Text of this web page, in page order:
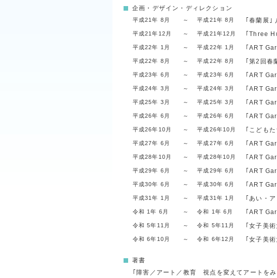
企画・デザイン・ディレクション
平成21年 8月 ～平成21年 8月 ｢春蘭展｣
平成21年12月 ～平成21年12月 ｢Three
平成22年 1月 ～平成22年 1月 ｢ART
平成22年 8月 ～平成22年 8月 ｢第2回春
平成23年 6月 ～平成23年 6月 ｢ART
平成24年 3月 ～平成24年 3月 ｢ART
平成25年 3月 ～平成25年 3月 ｢ART
平成26年 6月 ～平成26年 6月 ｢ART
平成26年10月 ～平成26年10月 ｢こどもた
平成27年 6月 ～平成27年 6月 ｢ART
平成28年10月 ～平成28年10月 ｢ART
平成29年 6月 ～平成29年 6月 ｢ART
平成30年 6月 ～平成30年 6月 ｢ART
平成31年 1月 ～平成31年 1月 ｢あい・
令和 1年 6月 ～令和 1年 6月 ｢ART
令和 5年11月 ～令和 5年11月 ｢女子美
令和 6年10月 ～令和 6年12月 ｢女子美
著書
｢障害／アート／教育 視点を変えてアートを